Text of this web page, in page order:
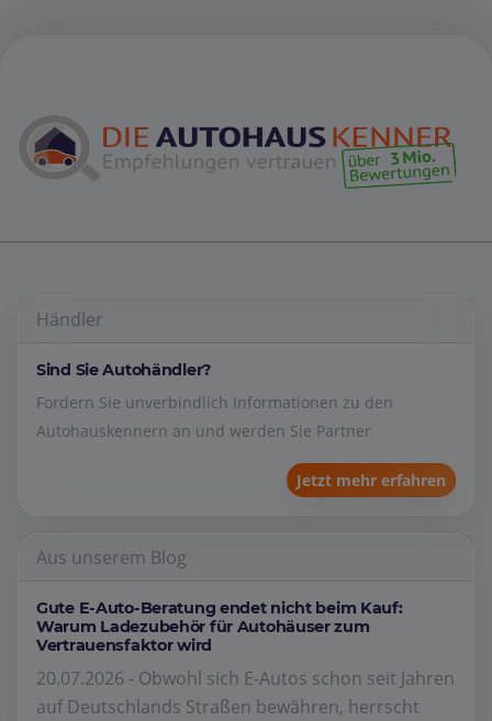
Händler
Sind Sie Autohändler?
Fordern Sie unverbindlich Informationen zu den
Autohauskennern an und werden Sie Partner
Jetzt mehr erfahren
Aus unserem Blog
Gute E-Auto-Beratung endet nicht beim Kauf:
Warum Ladezubehör für Autohäuser zum
Vertrauensfaktor wird
20.07.2026 - Obwohl sich E-Autos schon seit Jahren
auf Deutschlands Straßen bewähren, herrscht